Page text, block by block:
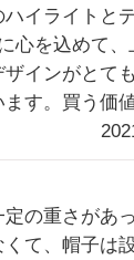
イライトと
心を込めて
インがとて
す。買う価
の重さがあ
て、帽子は